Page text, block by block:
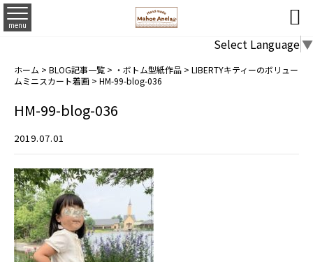
menu 
Select Language▼
ホーム > BLOG記事一覧 > ・ボトム型紙作品 > LIBERTYキティーのボリュー
ムミニスカート着画 > HM-99-blog-036
HM-99-blog-036
2019.07.01